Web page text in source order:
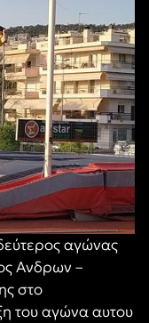
αγώνας
Ανδρων –
στο
του αγώνα αυτου